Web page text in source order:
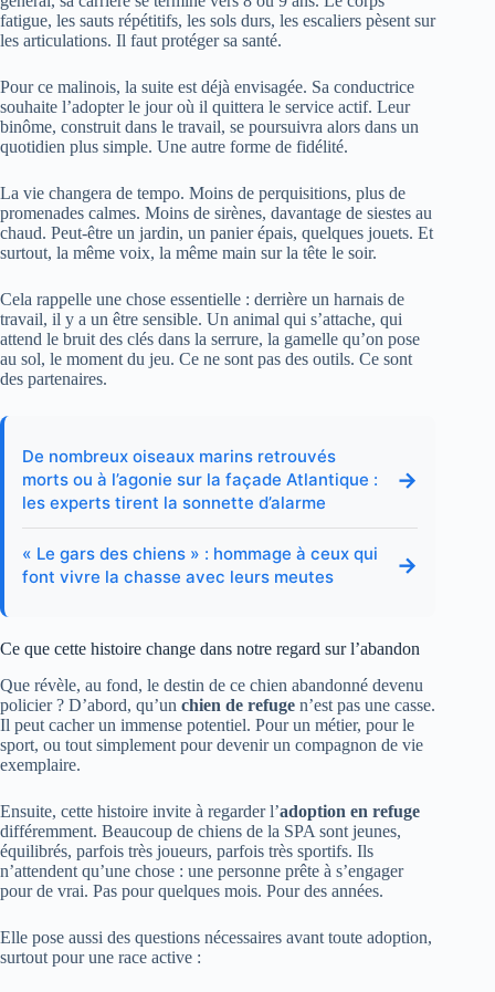
fatigue, les sauts répétitifs, les sols durs, les escaliers pèsent sur
les articulations. Il faut protéger sa santé.
Pour ce malinois, la suite est déjà envisagée. Sa conductrice
souhaite l’adopter le jour où il quittera le service actif. Leur
binôme, construit dans le travail, se poursuivra alors dans un
quotidien plus simple. Une autre forme de fidélité.
La vie changera de tempo. Moins de perquisitions, plus de
promenades calmes. Moins de sirènes, davantage de siestes au
chaud. Peut-être un jardin, un panier épais, quelques jouets. Et
surtout, la même voix, la même main sur la tête le soir.
Cela rappelle une chose essentielle : derrière un harnais de
travail, il y a un être sensible. Un animal qui s’attache, qui
attend le bruit des clés dans la serrure, la gamelle qu’on pose
au sol, le moment du jeu. Ce ne sont pas des outils. Ce sont
des partenaires.
De nombreux oiseaux marins retrouvés
morts ou à l’agonie sur la façade Atlantique :
les experts tirent la sonnette d’alarme
→
« Le gars des chiens » : hommage à ceux qui
font vivre la chasse avec leurs meutes
→
Ce que cette histoire change dans notre regard sur l’abandon
Que révèle, au fond, le destin de ce chien abandonné devenu
policier ? D’abord, qu’un chien de refuge n’est pas une casse.
Il peut cacher un immense potentiel. Pour un métier, pour le
sport, ou tout simplement pour devenir un compagnon de vie
exemplaire.
Ensuite, cette histoire invite à regarder l’adoption en refuge
différemment. Beaucoup de chiens de la SPA sont jeunes,
équilibrés, parfois très joueurs, parfois très sportifs. Ils
n’attendent qu’une chose : une personne prête à s’engager
pour de vrai. Pas pour quelques mois. Pour des années.
Elle pose aussi des questions nécessaires avant toute adoption,
surtout pour une race active :